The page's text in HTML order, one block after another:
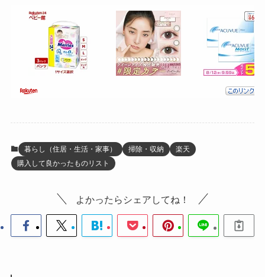
暮らし（住居・生活・家事） 掃除・収納
楽天
購入して良かったものリスト
よかったらシェアしてね！